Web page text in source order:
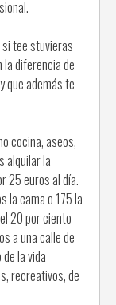
tee stuvieras
la diferencia de
que además te
cocina, aseos,
alquilar la
25 euros al día.
la cama o 175 la
20 por ciento
a una calle de
la vida
recreativos, de